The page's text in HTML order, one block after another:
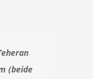
(beide